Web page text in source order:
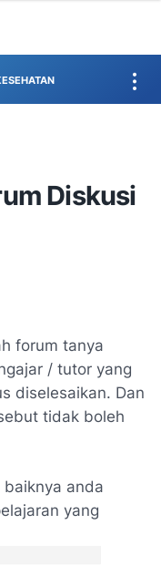
Diskusi
forum tanya
/ tutor yang
diselesaikan. Dan
tidak boleh
anda
yang